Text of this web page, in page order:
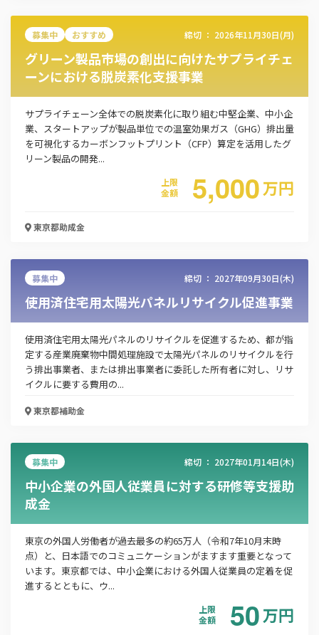
公園等の桜のライトアップに助成金
会社名
メールアドレス
電話番号
「PDF資料ダウンロード」ボタンを押下した時点
で本サービスの
に同意したものとみなさ
募集中 おすすめ 締切 ： 2026年11月30日(月)
グリーン製品市場の創出に向けたサプライチェ
ーンにおける脱炭素化支援事業
サプライチェーン全体での脱炭素化に取り組む中堅企業、中小企
業、スタートアップが製品単位での温室効果ガス（GHG）排出量
を可視化するカーボンフットプリント（CFP）算定を活用したグ
リーン製品の開発...
上限
金額
5,000万円
東京都助成金
募集中 締切 ： 2027年09月30日(木)
使用済住宅用太陽光パネルリサイクル促進事業
使用済住宅用太陽光パネルのリサイクルを促進するため、都が指
定する産業廃棄物中間処理施設で太陽光パネルのリサイクルを行
う排出事業者、または排出事業者に委託した所有者に対し、リサ
イクルに要する費用の...
東京都補助金
募集中 締切 ： 2027年01月14日(木)
中小企業の外国人従業員に対する研修等支援助
成金
東京の外国人労働者が過去最多の約65万人（令和7年10月末時
点）と、日本語でのコミュニケーションがますます重要となって
います。東京都では、中小企業における外国人従業員の定着を促
進するとともに、ウ...
上限
金額
50万円